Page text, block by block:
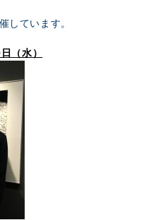
しています。
（水）